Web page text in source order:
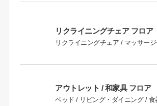
リクライニングチェア フロア
リクライニングチェア / マッサー
アウトレット / 和家具 フロア
ベッド / リビング・ダイニング /